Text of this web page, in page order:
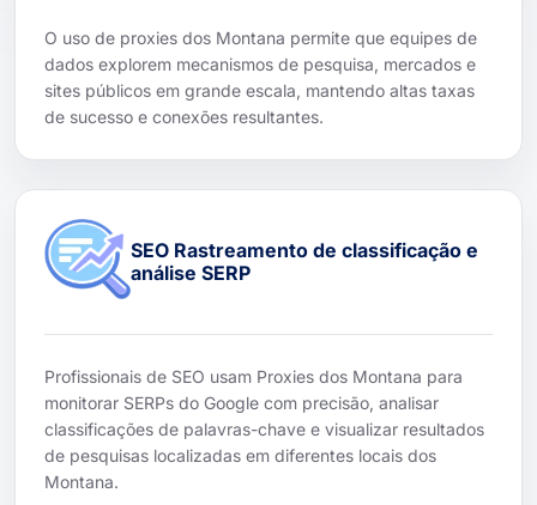
O uso de proxies dos Montana permite que equipes de
dados explorem mecanismos de pesquisa, mercados e
sites públicos em grande escala, mantendo altas taxas
de sucesso e conexões resultantes.
SEO Rastreamento de classificação e
análise SERP
Profissionais de SEO usam Proxies dos Montana para
monitorar SERPs do Google com precisão, analisar
classificações de palavras-chave e visualizar resultados
de pesquisas localizadas em diferentes locais dos
Montana.